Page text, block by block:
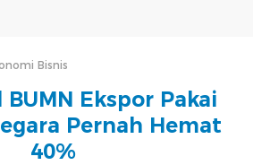
Bisnis
Ekspor Pakai
Pernah Hemat
40%